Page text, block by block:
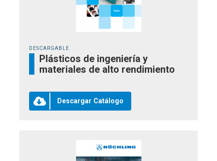
DESCARGABLE
Plásticos de ingeniería y
materiales de alto rendimiento
Descargar Catálogo